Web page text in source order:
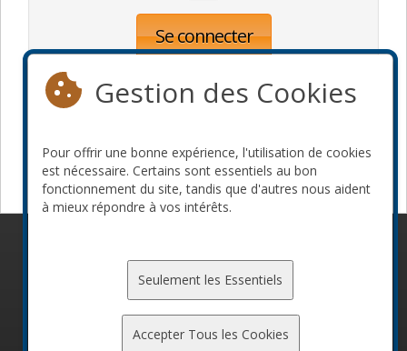
Se connecter
Devenir commanditaire
Gestion des Cookies
Pour offrir une bonne expérience, l'utilisation de cookies
est nécessaire. Certains sont essentiels au bon
fonctionnement du site, tandis que d'autres nous aident
à mieux répondre à vos intérêts.
Seulement les Essentiels
Accepter Tous les Cookies